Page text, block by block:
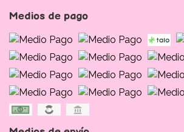
Medios de pago